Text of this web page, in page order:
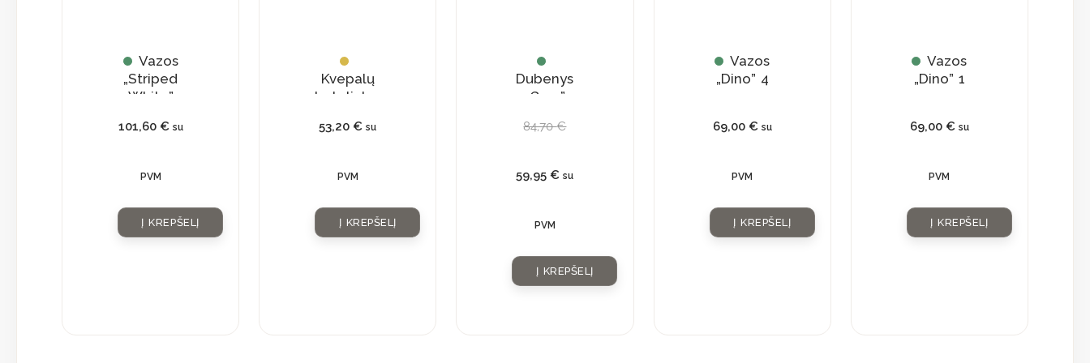
Vazos
„Striped
White”
101,60 € su
PVM
Į KREPŠELĮ
Kvepalų
buteliukas
natūraliu
53,20€ su
PVM
Į KREPŠELĮ
Dubenys
„Grey”
84,70€
59,95€ su
PVM
Į KREPŠELĮ
Vazos
„Dino” 4
69,00 € su
PVM
Į KREPŠELĮ
Vazos
„Dino” 1
69,00 € su
PVM
Į KREPŠELĮ